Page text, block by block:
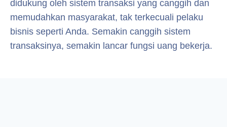
didukung oleh sistem transaksi yang canggih dan
memudahkan masyarakat, tak terkecuali pelaku
bisnis seperti Anda. Semakin canggih sistem
transaksinya, semakin lancar fungsi uang bekerja.